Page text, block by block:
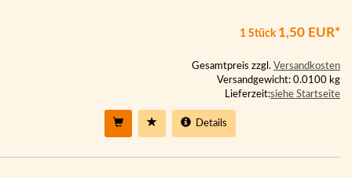
1 Stück 1,50 EUR*
Gesamtpreis zzgl. Versandkosten
Versandgewicht: 0.0100 kg
Lieferzeit:siehe Startseite
Details